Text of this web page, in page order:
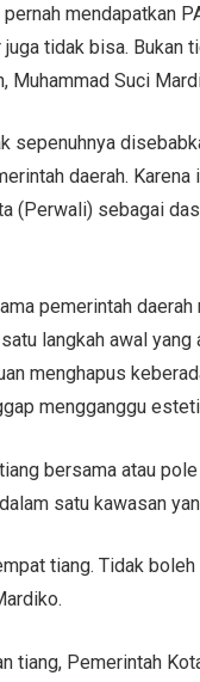
mendapatkan
tidak bisa. Bukan
Muhammad Suci
sepenuhnya
daerah.
(Perwali) sebagai
pemerintah
langkah awal
menghapus
mengganggu
bersama atau
satu kawasan
tiang. Tidak
tiang, Pemerintah